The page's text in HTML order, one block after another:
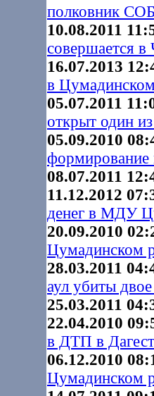
полковник
10.08.2011
совершается в
16.07.2013
в
05.07.2011
открыт один
05.09.2010
08.07.2011
11.12.2012
денег в МДУ
20.09.2010
Цумадинском
28.03.2011
аул убиты
25.03.2011
22.04.2010
в ДТП в
06.12.2010
Цумадинском